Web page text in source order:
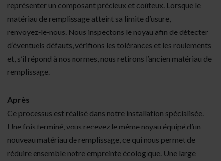
représenter un composant précieux et coûteux. Lorsque le
matériau de remplissage atteint sa limite d’usure,
renvoyez‑le‑nous. Nous inspectons le noyau afin de détecter
d’éventuels défauts, vérifions les tolérances et les roulements
et, s’il répond à nos normes, nous retirons l’ancien matériau de
remplissage.
Après
Ce processus est réalisé dans notre installation spécialisée.
Une fois terminé, vous recevez le même noyau équipé d’un
nouveau matériau de remplissage, ce qui nous permet de
réduire ensemble notre empreinte écologique. Une large